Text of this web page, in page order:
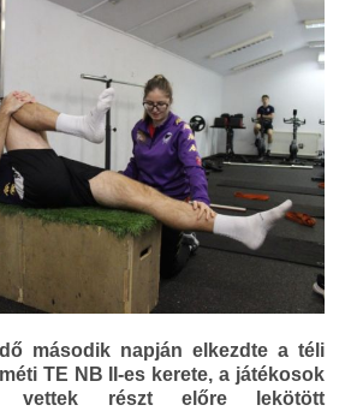
második napján elkezdte a téli
TE NB II-es kerete, a játékosok
vettek részt előre lekötött